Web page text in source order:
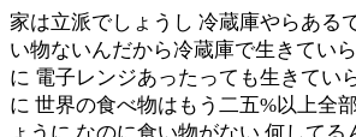
家は立派でしょうし 冷蔵庫やらある
い物ないんだから冷蔵庫で生きてい
に 電子レンジあったっても生きてい
に 世界の食べ物はもう二五%以上全